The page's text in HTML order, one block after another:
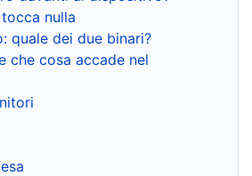
nulla
quale dei due binari?
che cosa accade nel